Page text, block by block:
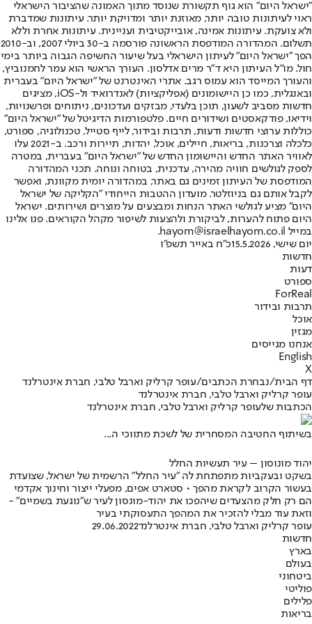
"ישראל היום" הוא גוף תקשורת שנוסד מתוך האמונה שהציבור הישראלי
ראוי לעיתונות טובה יותר, מאוזנת יותר ומדויקת יותר. עיתונות שמדברת
ולא צועקת. עיתונות אמינה, אובייקטיבית ועניינית. עיתונות אחרת וללא
תשלום. המהדורה המודפסת הראשונה פורסמה ב-30 ביולי 2007, וב-2010
הפך "ישראל היום" לעיתון הישראלי בעל שיעור החשיפה הגבוה ביותר בימי
חול. מו"ל העיתון היא ד"ר מרים אדלסון. העורך הראשי הוא עמר לחמנוביץ,
והעורך המייסד הוא עמוס רגב. אתרי האינטרנט של "ישראל היום" בעברית
ובאנגלית, כמו כן היישומונים (אפליקציות) לאנדרואיד ול-iOS, מציגים
חדשות מסביב לשעון, תוכן בלעדי, מבזקים ועדכונים, ניתוחים ופרשנויות,
וידיאו, פודקאסטים ושידורים חיים. פלטפורמות הדיגיטל של "ישראל היום"
כוללות ערוצי חדשות ודעות, תרבות ובידור, לייף סטייל, טכנולוגיה, ספורט,
כלכלה וצרכנות, בריאות, חיילים, אוכל, יהדות, תיירות ורכב. ב-2021 עלו
לאוויר האתר החדש והיישומון החדש של "ישראל היום" בעברית, במטרה
לספק לגולשים חוויה מהירה, עדכנית, בטוחה ונוחה. תכני המהדורה
המודפסת של העיתון זמינים גם באתר, במהדורה יומית מקוונת, ואפשר
לקבל אותם גם בניוזלטר. מועדון ההטבות הייחודי "הקליקה של ישראל
היום" מציע לגולשי האתר הנחות ומבצעים על מוצרים ושירותים. ישראל
היום פתוח להערות, לביקורת ולהצעות לשיפור מקהל הקוראים. פנו אלינו
במייל hayom@israelhayom.co.il.
יום שישי, 15.5.2026
כ"ח באייר תשפ"ו
חדשות
דעות
ספורט
ForReal
תרבות ובידור
אוכל
מגזין
אנחנו מגייסים
English
X
דף הבית/נבחרת הכתבים/עופר קרליק וארבל טלבי, חברת אינטרלנד
עופר קרליק וארבל טלבי, חברת אינטרלנד
הכתבות שלעופר קרליק וארבל טלבי, חברת אינטרלנד
בשיתוף החטיבה המסחרית של לשכת מתווכי ה...
יהוד מונוסון – עיר תעשיות החלל
בשקט ובעקביות מתפתחת לה "עיר החלל" הרשמית של ישראל, שצועדת
בעשור הקרוב לקראת מהפך • סטארט אפים, מפעלי ייצור וחינוך אקדמי
הם רק חלק מהצעדים שיהפכו את יהוד-מונסון לעיר ש"נוגעת בשמיים" -
וזאת עוד מבלי להזכיר את המהפך התעסוקתי בעיר
עופר קרליק וארבל טלבי, חברת אינטרלנד29.06.2022
חדשות
בארץ
בעולם
ביטחוני
פוליטי
פלילים
בריאות